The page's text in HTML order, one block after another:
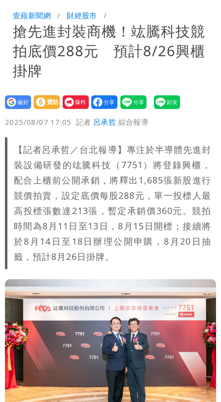
沒水用
民間採購BNT源頭 鄭運鵬：有群人故意
「洗腦台灣人兩觀念」
「琵鷺」颱風生成！三颱共舞路徑曝光
壹蘋新聞網 財經股市
搶先進封裝商機！竑騰科技競
拍底價288元 預計8/26興櫃
掛牌
設為
贊助
我要
爆料
2025/08/07 17:05 記者 呂承哲 綜合報導
【記者呂承哲／台北報導】專注於半導體先進封
裝設備研發的竑騰科技（7751）將登錄興櫃，
配合上櫃前公開承銷，將釋出1,685張新股進行
競價拍賣，設定底價每股288元，單一投標人最
高投標張數達213張，暫定承銷價360元。競拍
時間為8月11日至13日，8月15日開標；接續將
於8月14日至18日辦理公開申購，8月20日抽
籤，預計8月26日掛牌。